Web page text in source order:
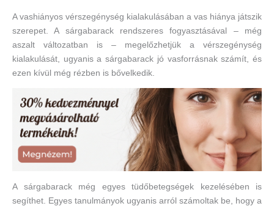
A vashiányos vérszegénység kialakulásában a vas hiánya játszik
szerepet. A sárgabarack rendszeres fogyasztásával – még
aszalt változatban is – megelőzhetjük a vérszegénység
kialakulását, ugyanis a sárgabarack jó vasforrásnak számít, és
ezen kívül még rézben is bővelkedik.
A sárgabarack még egyes tüdőbetegségek kezelésében is
segíthet. Egyes tanulmányok ugyanis arról számoltak be, hogy a